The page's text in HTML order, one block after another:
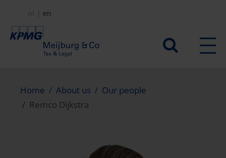
main
Secundair
nl en
Home About us
Our people
Remco Dijkstra